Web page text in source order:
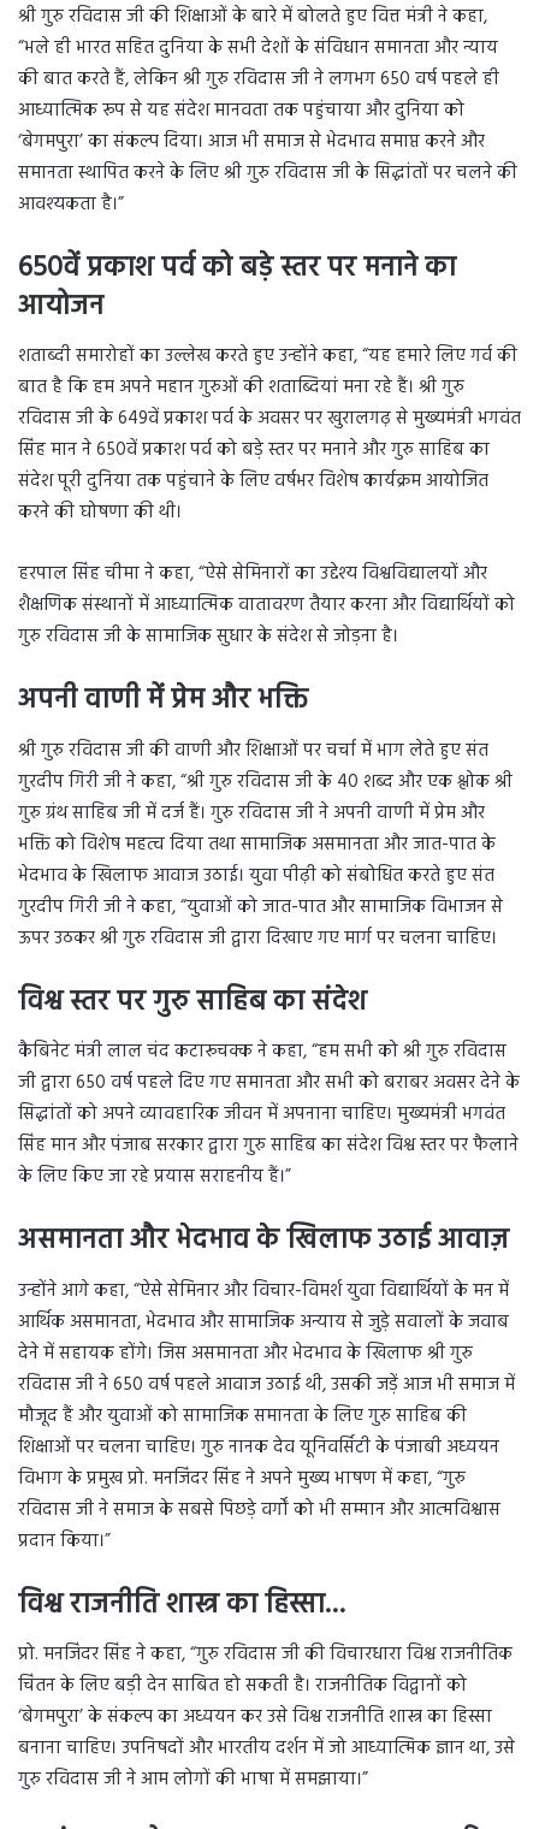
श्री गुरु रविदास जी की शिक्षाओं के बारे में बोलते हुए वित्त मंत्री ने कहा,
“भले ही भारत सहित दुनिया के सभी देशों के संविधान समानता और न्याय
की बात करते हैं, लेकिन श्री गुरु रविदास जी ने लगभग 650 वर्ष पहले ही
आध्यात्मिक रूप से यह संदेश मानवता तक पहुंचाया और दुनिया को
‘बेगमपुरा’ का संकल्प दिया। आज भी समाज से भेदभाव समाप्त करने और
समानता स्थापित करने के लिए श्री गुरु रविदास जी के सिद्धांतों पर चलने की
आवश्यकता है।”
650वें प्रकाश पर्व को बड़े स्तर पर मनाने का
आयोजन
शताब्दी समारोहों का उल्लेख करते हुए उन्होंने कहा, “यह हमारे लिए गर्व की
बात है कि हम अपने महान गुरुओं की शताब्दियां मना रहे हैं। श्री गुरु
रविदास जी के 649वें प्रकाश पर्व के अवसर पर खुरालगढ़ से मुख्यमंत्री भगवंत
सिंह मान ने 650वें प्रकाश पर्व को बड़े स्तर पर मनाने और गुरु साहिब का
संदेश पूरी दुनिया तक पहुंचाने के लिए वर्षभर विशेष कार्यक्रम आयोजित
करने की घोषणा की थी।
हरपाल सिंह चीमा ने कहा, “ऐसे सेमिनारों का उद्देश्य विश्वविद्यालयों और
शैक्षणिक संस्थानों में आध्यात्मिक वातावरण तैयार करना और विद्यार्थियों को
गुरु रविदास जी के सामाजिक सुधार के संदेश से जोड़ना है।
अपनी वाणी में प्रेम और भक्ति
श्री गुरु रविदास जी की वाणी और शिक्षाओं पर चर्चा में भाग लेते हुए संत
गुरदीप गिरी जी ने कहा, “श्री गुरु रविदास जी के 40 शब्द और एक श्लोक श्री
गुरु ग्रंथ साहिब जी में दर्ज हैं। गुरु रविदास जी ने अपनी वाणी में प्रेम और
भक्ति को विशेष महत्व दिया तथा सामाजिक असमानता और जात-पात के
भेदभाव के खिलाफ आवाज उठाई। युवा पीढ़ी को संबोधित करते हुए संत
गुरदीप गिरी जी ने कहा, “युवाओं को जात-पात और सामाजिक विभाजन से
ऊपर उठकर श्री गुरु रविदास जी द्वारा दिखाए गए मार्ग पर चलना चाहिए।
विश्व स्तर पर गुरु साहिब का संदेश
कैबिनेट मंत्री लाल चंद कटारूचक्क ने कहा, “हम सभी को श्री गुरु रविदास
जी द्वारा 650 वर्ष पहले दिए गए समानता और सभी को बराबर अवसर देने के
सिद्धांतों को अपने व्यावहारिक जीवन में अपनाना चाहिए। मुख्यमंत्री भगवंत
सिंह मान और पंजाब सरकार द्वारा गुरु साहिब का संदेश विश्व स्तर पर फैलाने
के लिए किए जा रहे प्रयास सराहनीय हैं।”
असमानता और भेदभाव के खिलाफ उठाई आवाज़
उन्होंने आगे कहा, “ऐसे सेमिनार और विचार-विमर्श युवा विद्यार्थियों के मन में
आर्थिक असमानता, भेदभाव और सामाजिक अन्याय से जुड़े सवालों के जवाब
देने में सहायक होंगे। जिस असमानता और भेदभाव के खिलाफ श्री गुरु
रविदास जी ने 650 वर्ष पहले आवाज उठाई थी, उसकी जड़ें आज भी समाज में
मौजूद हैं और युवाओं को सामाजिक समानता के लिए गुरु साहिब की
शिक्षाओं पर चलना चाहिए। गुरु नानक देव यूनिवर्सिटी के पंजाबी अध्ययन
विभाग के प्रमुख प्रो. मनजिंदर सिंह ने अपने मुख्य भाषण में कहा, “गुरु
रविदास जी ने समाज के सबसे पिछड़े वर्गों को भी सम्मान और आत्मविश्वास
प्रदान किया।”
विश्व राजनीति शास्त्र का हिस्सा…
प्रो. मनजिंदर सिंह ने कहा, “गुरु रविदास जी की विचारधारा विश्व राजनीतिक
चिंतन के लिए बड़ी देन साबित हो सकती है। राजनीतिक विद्वानों को
‘बेगमपुरा’ के संकल्प का अध्ययन कर उसे विश्व राजनीति शास्त्र का हिस्सा
बनाना चाहिए। उपनिषदों और भारतीय दर्शन में जो आध्यात्मिक ज्ञान था, उसे
गुरु रविदास जी ने आम लोगों की भाषा में समझाया।”